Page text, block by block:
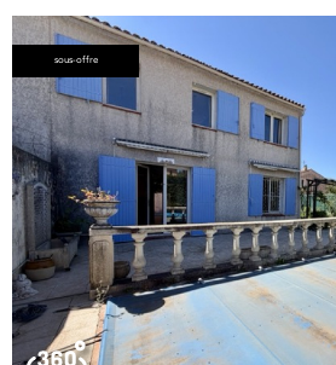
sous-offre